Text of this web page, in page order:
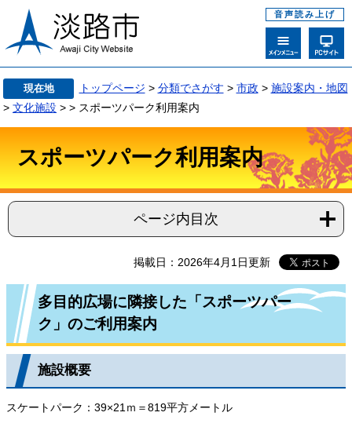
音声読み上げ
現在地 トップページ > 分類でさがす > 市政 > 施設案内・地図
> 文化施設 > > スポーツパーク利用案内
スポーツパーク利用案内
ページ内目次
掲載日：2026年4月1日更新
多目的広場に隣接した「スポーツパー
ク」のご利用案内
施設概要
スケートパーク：39×21ｍ＝819平方メートル